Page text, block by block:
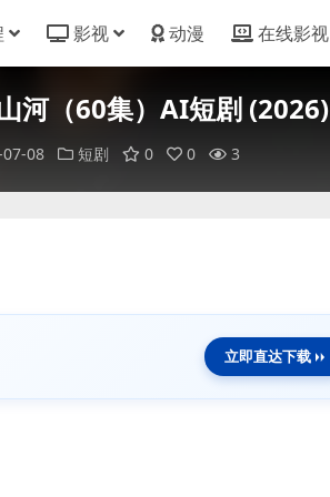
影视 动漫 在线影视
河（60集）AI短剧 (2026)
08 短剧 0 0 3
立即直达下载